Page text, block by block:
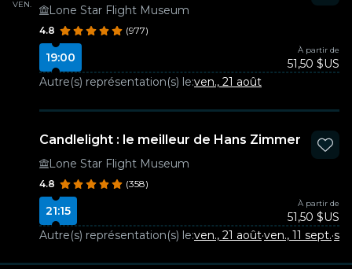
VEN. Lone Star Flight Museum
4.8 (977)
19:00
À partir de
51,50 $US
Autre(s) représentation(s) le:ven., 21 août
Candlelight : le meilleur de Hans Zimmer
Lone Star Flight Museum
4.8 (358)
21:15
À partir de
51,50 $US
Autre(s) représentation(s) le:ven., 21 août·ven., 11 sept.·